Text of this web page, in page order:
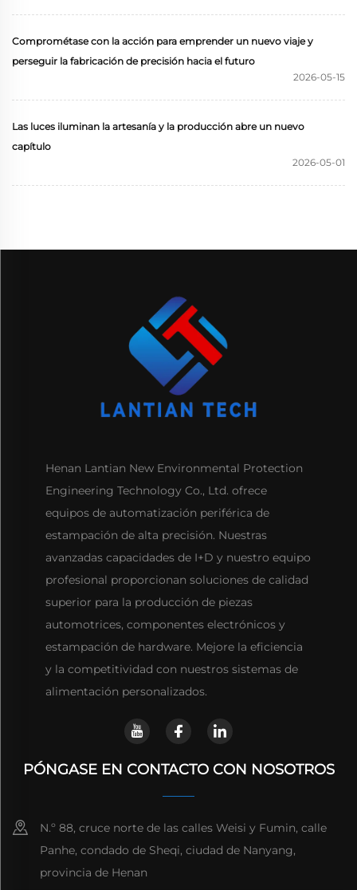
Comprométase con la acción para emprender un nuevo viaje y
perseguir la fabricación de precisión hacia el futuro
2026-05-15
Las luces iluminan la artesanía y la producción abre un nuevo
capítulo
2026-05-01
Henan Lantian New Environmental Protection
Engineering Technology Co., Ltd. ofrece
equipos de automatización periférica de
estampación de alta precisión. Nuestras
avanzadas capacidades de I+D y nuestro equipo
profesional proporcionan soluciones de calidad
superior para la producción de piezas
automotrices, componentes electrónicos y
estampación de hardware. Mejore la eficiencia
y la competitividad con nuestros sistemas de
alimentación personalizados.
PÓNGASE EN CONTACTO CON NOSOTROS
N.º 88, cruce norte de las calles Weisi y Fumin, calle
Panhe, condado de Sheqi, ciudad de Nanyang,
provincia de Henan